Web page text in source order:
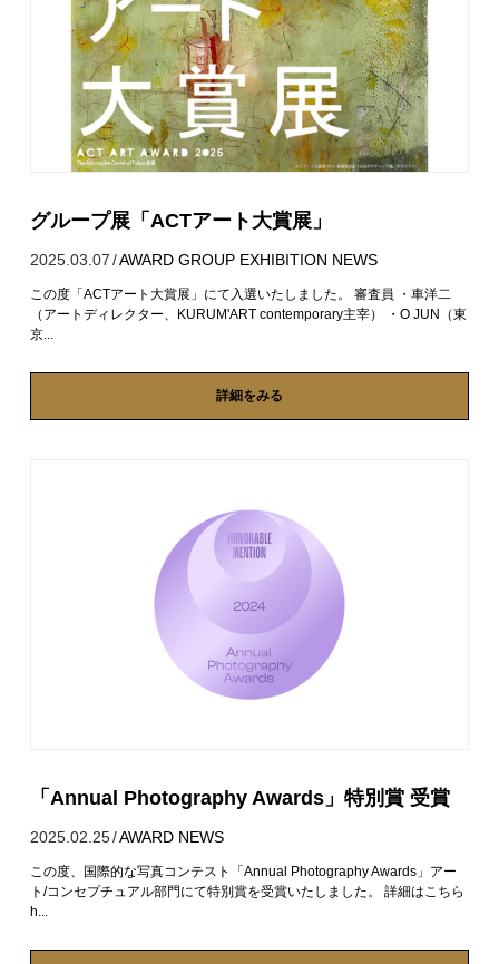
グループ展「ACTアート大賞展」
2025.03.07 /AWARD GROUP EXHIBITION NEWS
この度「ACTアート大賞展」にて入選いたしました。 審査員 ・車洋二
（アートディレクター、KURUM'ART contemporary主宰） ・O JUN（東
京...
詳細をみる
「Annual Photography Awards」特別賞 受賞
2025.02.25/AWARD NEWS
この度、国際的な写真コンテスト「Annual Photography Awards」アー
ト/コンセプチュアル部門にて特別賞を受賞いたしました。 詳細はこちら
h...